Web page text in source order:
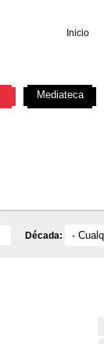
Inicio
Década:
Mediateca